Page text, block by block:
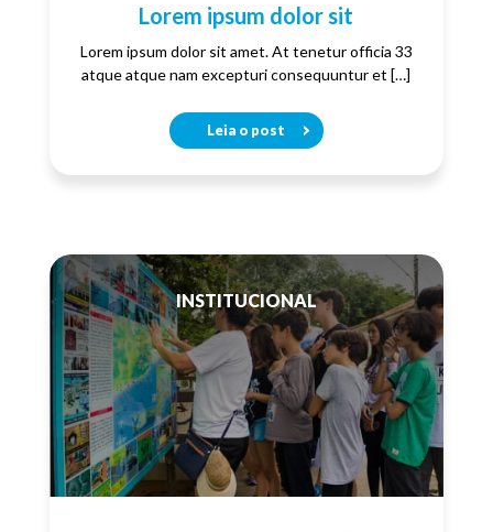
Lorem ipsum dolor sit
Lorem ipsum dolor sit amet. At tenetur officia 33
atque atque nam excepturi consequuntur et […]
Leia o post
INSTITUCIONAL